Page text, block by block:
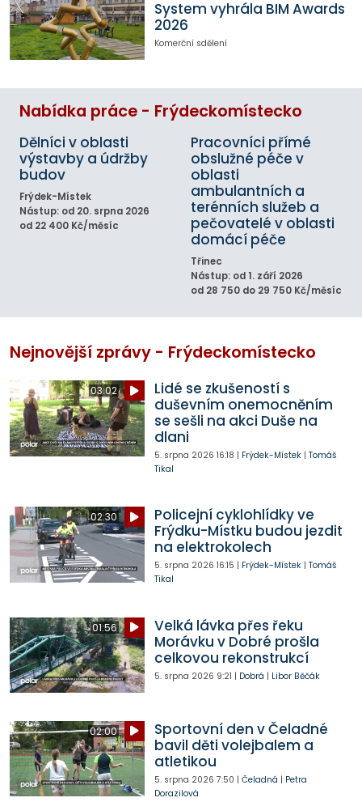
System vyhrála BIM Awards
2026
Komerční sdělení
Nabídka práce - Frýdeckomístecko
Dělníci v oblasti
výstavby a údržby
budov
Frýdek-Místek
Nástup: od 20. srpna 2026
od 22 400 Kč/měsíc
Pracovníci přímé
obslužné péče v
oblasti
ambulantních a
terénních služeb a
pečovatelé v oblasti
domácí péče
Třinec
Nástup: od 1. září 2026
od 28 750 do 29 750 Kč/měsíc
Nejnovější zprávy - Frýdeckomístecko
03:02
Lidé se zkušeností s
duševním onemocněním
se sešli na akci Duše na
dlani
5. srpna 2026 16:18 | Frýdek-Místek| Tomáš
Tikal
02:30
Policejní cyklohlídky ve
Frýdku-Místku budou jezdit
na elektrokolech
5. srpna 2026 16:15 | Frýdek-Místek| Tomáš
Tikal
01:56
Velká lávka přes řeku
Morávku v Dobré prošla
celkovou rekonstrukcí
5. srpna 2026 9:21 | Dobrá | Libor Běčák
02:00
Sportovní den v Čeladné
bavil děti volejbalem a
atletikou
5. srpna 2026 7:50 | Čeladná | Petra
Dorazilová